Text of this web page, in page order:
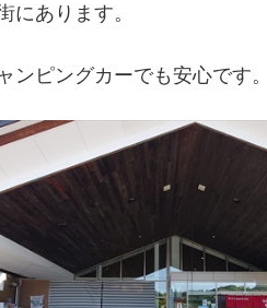
にあります。
ンピングカーでも安心です